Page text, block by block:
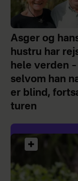
Asger og
hustru har
hele verden
selvom han
er blind,
turen